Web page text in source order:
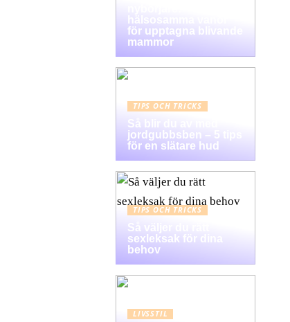
hälsosamma vanor
för upptagna blivande
mammor
TIPS OCH TRICKS
Så blir du av med
jordgubbsben – 5 tips
för en slätare hud
TIPS OCH TRICKS
Så väljer du rätt
sexleksak för dina
behov
LIVSSTIL